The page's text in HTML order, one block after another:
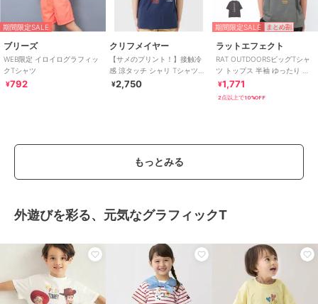
期間限定SALE
ブリーズ
WEB限定 イロイログラフィッ
クTシャツ
¥792
クリフメイヤー
【サメのプリント！】接触冷
感 涼タッチ シャリ Tシャツ
120cm～170cm
¥2,750
期間限定SALE まとめ割
ラットエフェクト
RAT OUTDOORSビッグTシャ
ツ トップス 半袖 ゆったり 子
供服 男の子
¥1,771
2点以上で10%OFF
もっとみる
外遊びを彩る、元気なグラフィックT